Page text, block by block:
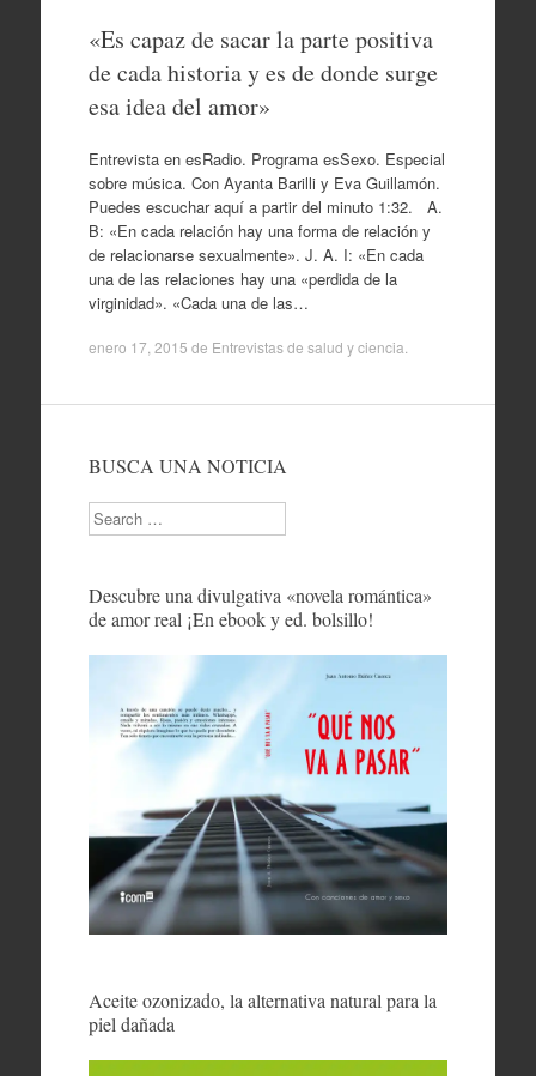
«Es capaz de sacar la parte positiva
de cada historia y es de donde surge
esa idea del amor»
Entrevista en esRadio. Programa esSexo. Especial
sobre música. Con Ayanta Barilli y Eva Guillamón.
Puedes escuchar aquí a partir del minuto 1:32. A.
B: «En cada relación hay una forma de relación y
de relacionarse sexualmente». J. A. I: «En cada
una de las relaciones hay una «perdida de la
virginidad». «Cada una de las…
enero 17, 2015 de Entrevistas de salud y ciencia
BUSCA UNA NOTICIA
Search
Descubre una divulgativa «novela romántica»
de amor real ¡En ebook y ed. bolsillo!
Aceite ozonizado, la alternativa natural para la
piel dañada